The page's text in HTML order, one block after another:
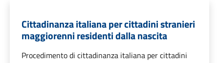
Cittadinanza italiana per cittadini stranieri
maggiorenni residenti dalla nascita
Procedimento di cittadinanza italiana per cittadini